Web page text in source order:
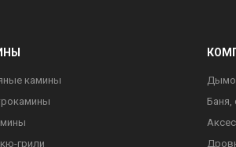
камины
грили
Баня,